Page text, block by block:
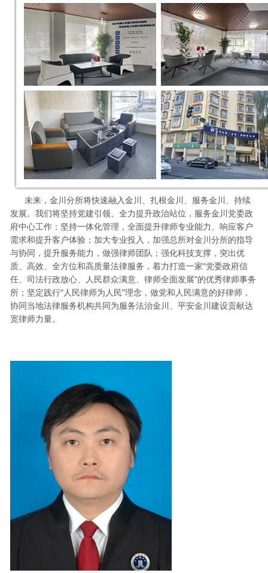
未来，金川分所将快速融入金川、扎根金川、服务金川、持续
发展。我们将坚持党建引领、全力提升政治站位，服务金川党委政
府中心工作；坚持一体化管理，全面提升律师专业能力、响应客户
需求和提升客户体验；加大专业投入，加强总所对金川分所的指导
与协同，提升服务能力，做强律师团队；强化科技支撑，突出优
质、高效、全方位和高质量法律服务，着力打造一家“党委政府信
任、司法行政放心、人民群众满意、律师全面发展”的优秀律师事务
所；坚定践行“人民律师为人民”理念，做党和人民满意的好律师，
协同当地法律服务机构共同为服务法治金川、平安金川建设贡献达
宽律师力量。